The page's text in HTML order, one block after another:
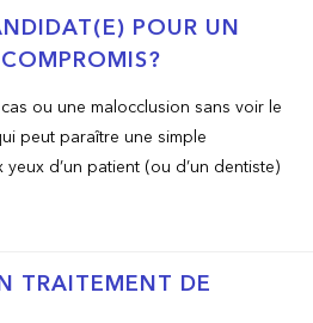
POUR UN
cas ou une malocclusion sans voir le
peut paraître une simple
d’un patient (ou d’un dentiste)
TRAITEMENT DE